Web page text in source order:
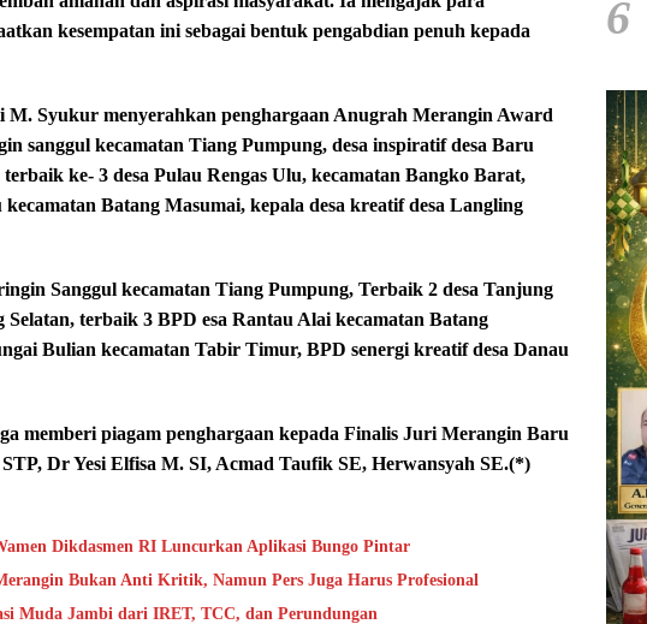
kesempatan ini sebagai bentuk pengabdian penuh kepada
M. Syukur menyerahkan penghargaan Anugrah Merangin Award
sanggul kecamatan Tiang Pumpung, desa inspiratif desa Baru
ke- 3 desa Pulau Rengas Ulu, kecamatan Bangko Barat,
Batang Masumai, kepala desa kreatif desa Langling
Sanggul kecamatan Tiang Pumpung, Terbaik 2 desa Tanjung
Selatan, terbaik 3 BPD esa Rantau Alai kecamatan Batang
Bulian kecamatan Tabir Timur, BPD senergi kreatif desa Danau
memberi piagam penghargaan kepada Finalis Juri Merangin Baru
Dr Yesi Elfisa M. SI, Acmad Taufik SE, Herwansyah SE.(*)
Dikdasmen RI Luncurkan Aplikasi Bungo Pintar
Bukan Anti Kritik, Namun Pers Juga Harus Profesional
Muda Jambi dari IRET, TCC, dan Perundungan
6